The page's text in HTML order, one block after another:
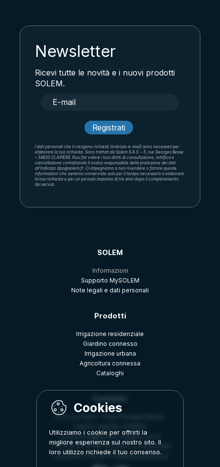
Newsletter
Ricevi tutte le novità e i nuovi prodotti
SOLEM.
I dati personali che ti vengono richiesti (indirizzo e-mail) sono necessari per
elaborare la tua richiesta. Sono trattati da Solem S.A.S. – 5, rue Georges Besse
– 34830 CLAPIERS. Puoi far valere i tuoi diritti di consultazione, rettifica e
cancellazione contattando il nostro responsabile della protezione dei dati
all'indirizzo dpo@solem.fr. Ci impegniamo a non rivendere o fornire queste
informazioni che saranno conservate solo per il tempo necessario a elaborare
la tua richiesta e per un periodo massimo di tre anni dopo il completamento
dei servizi.
SOLEM
Informazioni
Supporto MySOLEM
Note legali e dati personali
Prodotti
Irrigazione residenziale
Giardino connesso
Irrigazione urbana
Agricoltura connessa
Cataloghi
Z.A.E La Plaine - 5 rue Georges Besse,
commercial@solem-irrigation.com
+33 (0)4 67 59 99 75 (linea Commerciale)
+33 (0)4 67 59 99 73 (linea Assistenza)
Utilizziamo i cookie per offrirti la
migliore esperienza sul nostro sito. Il
loro utilizzo richiede il tuo consenso.